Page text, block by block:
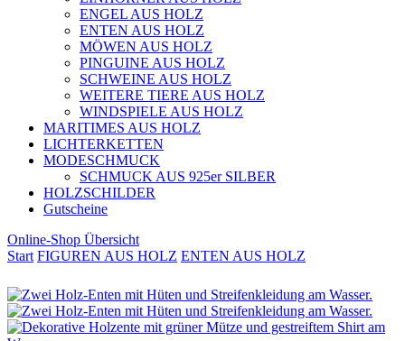
ENGEL AUS HOLZ
ENTEN AUS HOLZ
MÖWEN AUS HOLZ
PINGUINE AUS HOLZ
SCHWEINE AUS HOLZ
WEITERE TIERE AUS HOLZ
WINDSPIELE AUS HOLZ
MARITIMES AUS HOLZ
LICHTERKETTEN
MODESCHMUCK
SCHMUCK AUS 925er SILBER
HOLZSCHILDER
Gutscheine
Online-Shop Übersicht
Start FIGUREN AUS HOLZ ENTEN AUS HOLZ